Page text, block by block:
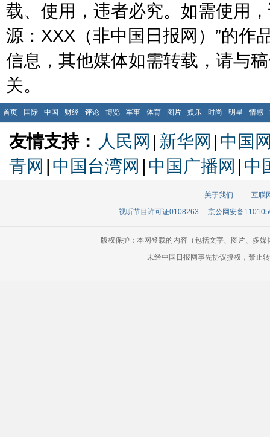
载、使用，违者必究。如需使用
源：XXX（非中国日报网）”的作
信息，其他媒体如需转载，请与
关。
首页 国际 中国 财经 评论 博览 军事 体育 图片 娱乐 时尚 明星 情感
友情支持： 人民网 | 新华网 | 中国
青网 | 中国台湾网 | 中国广播网 | 中
关于我们
互联
视听节目许可证0108263
京公网安备
版权保护：本网登载的内容（包括文字、图片、多
未经中国日报网事先协议授权，禁止